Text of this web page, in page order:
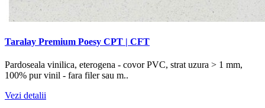
Taralay Premium Poesy CPT | CFT
Pardoseala vinilica, eterogena - covor PVC, strat uzura > 1 mm,
100% pur vinil - fara filer sau m..
Vezi detalii